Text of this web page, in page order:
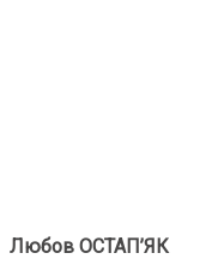
Любов ОСТАП’ЯК